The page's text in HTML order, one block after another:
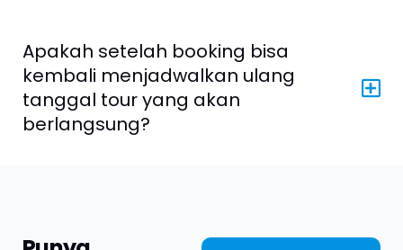
Apakah setelah booking bisa
kembali menjadwalkan ulang
tanggal tour yang akan
berlangsung?